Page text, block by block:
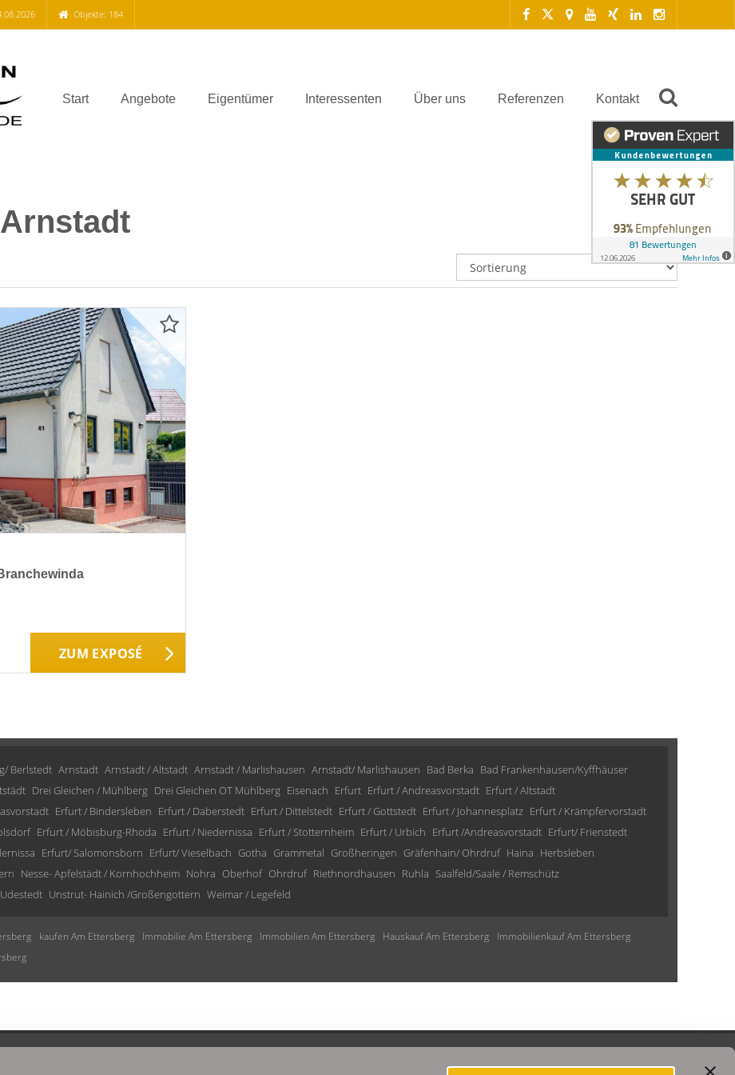
Objekte: 184
Start Angebote Eigentümer Interessenten Über uns Referenzen Kontakt
ZUM EXPOSÉ
Berlstedt Arnstadt Arnstadt / Altstadt Arnstadt / Marlishausen Arnstadt/ Marlishausen Bad Berka Bad Frankenhausen/Kyffhäuser
Drei Gleichen / Mühlberg Drei Gleichen OT Mühlberg Eisenach Erfurt Erfurt / Andreasvorstadt Erfurt / Altstadt
Erfurt / Bindersleben Erfurt / Daberstedt Erfurt / Dittelstedt Erfurt / Gottstedt Erfurt / Johannesplatz Erfurt / Krämpfervorstadt
Erfurt / Möbisburg-Rhoda Erfurt / Niedernissa Erfurt / Stotternheim Erfurt / Urbich Erfurt /Andreasvorstadt Erfurt/ Frienstedt
Erfurt/ Salomonsborn Erfurt/ Vieselbach Gotha Grammetal Großheringen Gräfenhain/ Ohrdruf Haina Herbsleben
Nesse- Apfelstädt / Kornhochheim Nohra Oberhof Ohrdruf Riethnordhausen Ruhla Saalfeld/Saale / Remschütz
Udestedt Unstrut- Hainich /Großengottern Weimar / Legefeld
kaufen Am Ettersberg Immobilie Am Ettersberg Immobilien Am Ettersberg Hauskauf Am Ettersberg
Immobilienkauf Am Ettersberg